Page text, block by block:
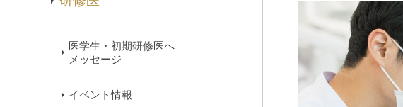
医学生・初期研修医へ
メッセージ
イベント情報